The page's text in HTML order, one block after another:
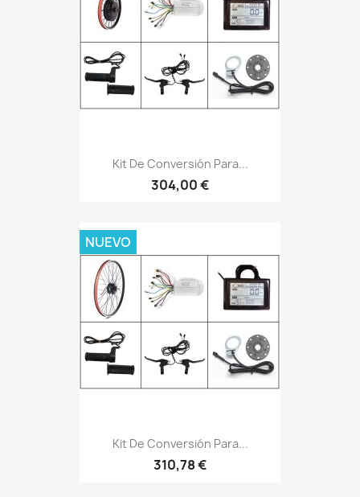
Kit De Conversión Para...
304,00 €
Kit De Conversión Para...
310,78 €
NUEVO